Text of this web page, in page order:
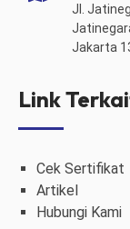
Jl.
Jakarta
Link
Cek Sertifikat
Artikel
Hubungi Kami